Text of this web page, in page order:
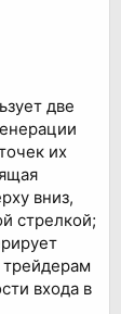
две
их
вниз,
стрелкой;
входа в